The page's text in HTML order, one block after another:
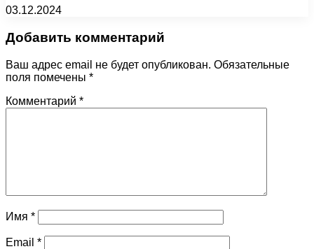
03.12.2024
Добавить комментарий
Ваш адрес email не будет опубликован. Обязательные
поля помечены *
Комментарий *
Имя *
Email *